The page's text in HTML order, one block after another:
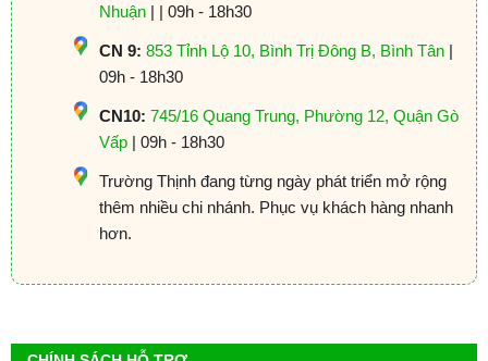
Nhuận| | 09h - 18h30
CN 9: 853 Tỉnh Lộ 10, Bình Trị Đông B, Bình Tân|
09h - 18h30
CN10: 745/16 Quang Trung, Phường 12, Quận Gò
Vấp| 09h - 18h30
Trường Thịnh đang từng ngày phát triển mở rộng
thêm nhiều chi nhánh. Phục vụ khách hàng nhanh
hơn.